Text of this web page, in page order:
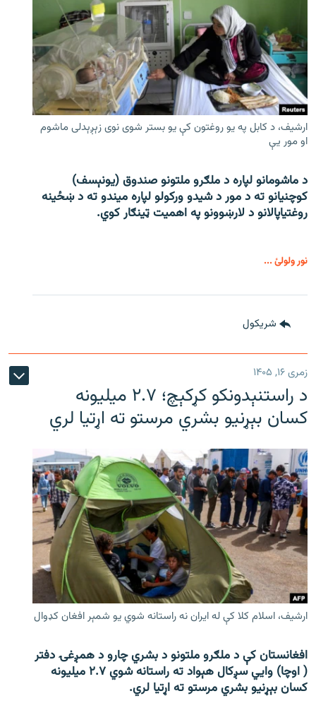
ارشیف، د کابل په یو روغتون کې یو بستر شوی نوی زېږېدلی ماشوم
او مور یې
د ماشومانو لپاره د ملګرو ملتونو صندوق (یونېسف)
کوچنیانو ته د مور د شیدو ورکولو لپاره میندو ته د ښځینه
روغتیاپالانو د لارښوونو په اهمیت ټینګار کوي.
نور ولولئ ...
شريکول
زمری ۱۶, ۱۴۰۵
د راستنېدونکو کړکېچ؛ ۲.۷ میلیونه
کسان بېړنیو بشري مرستو ته اړتیا لري
ارشیف، اسلام کلا کې له ایران نه راستانه شوي یو شمېر افغان کډوال
افغانستان کې د ملګرو ملتونو د بشري چارو د همږغۍ دفتر
( اوچا) وايي سږکال هېواد ته راستانه شوي ۲.۷ میلیونه
کسان بېړنیو بشري مرستو ته اړتیا لري.